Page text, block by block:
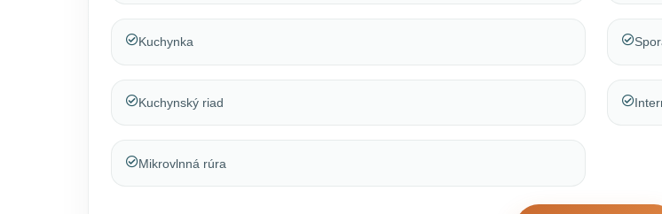
Kuchynka
Kuchynský riad
Mikrovlnná rúra